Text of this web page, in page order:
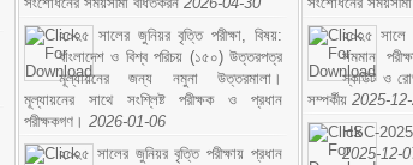
২০২৫ সালের জুনিয়র বৃত্তি পরীক্ষা, বিষয়:
বাংলাদেশ ও বিশ্ব পরিচয় (১৫০) উত্তরপত্র
মূল্যায়নের জন্য নমুনা উত্তরমালা।
মূল্যায়নের সাথে সংশ্লিষ্ট পরীক্ষক ও প্রধান
পরীক্ষকগণ। 2026-01-06
২০২৫ সালের জুনিয়র বৃত্তি পরীক্ষায় প্রধান
২০২৫ সালে
সমমান
স্কাউট ও
সম্পর্কীয় 2025-
HSC-
2025-12-